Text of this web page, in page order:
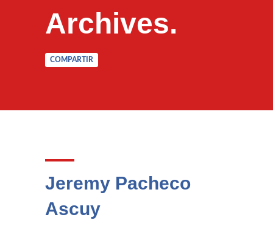
Archives.
COMPARTIR
Jeremy Pacheco
Ascuy